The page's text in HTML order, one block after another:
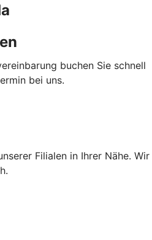
buchen Sie schnell
bei uns.
Filialen in Ihrer Nähe. Wir